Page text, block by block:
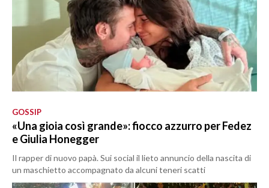
GOSSIP
«Una gioia così grande»: fiocco azzurro per Fedez
e Giulia Honegger
Il rapper di nuovo papà. Sui social il lieto annuncio della nascita di
un maschietto accompagnato da alcuni teneri scatti